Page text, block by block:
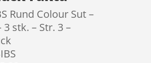
Rund Colour Sut –
3 stk. – Str. 3 –